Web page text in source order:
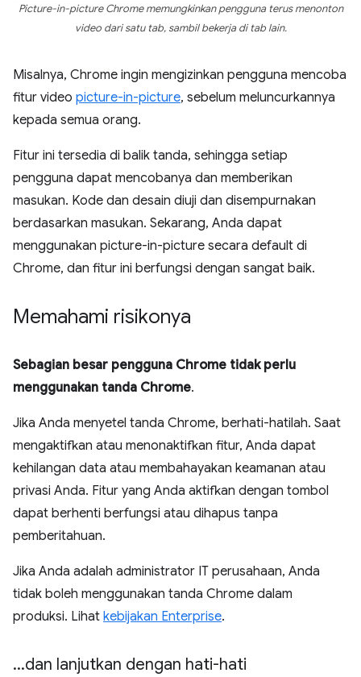
Picture-in-picture Chrome memungkinkan pengguna terus menonton
video dari satu tab, sambil bekerja di tab lain.
Misalnya, Chrome ingin mengizinkan pengguna mencoba
fitur video picture-in-picture, sebelum meluncurkannya
kepada semua orang.
Fitur ini tersedia di balik tanda, sehingga setiap
pengguna dapat mencobanya dan memberikan
masukan. Kode dan desain diuji dan disempurnakan
berdasarkan masukan. Sekarang, Anda dapat
menggunakan picture-in-picture secara default di
Chrome, dan fitur ini berfungsi dengan sangat baik.
Memahami risikonya
Sebagian besar pengguna Chrome tidak perlu
menggunakan tanda Chrome.
Jika Anda menyetel tanda Chrome, berhati-hatilah. Saat
mengaktifkan atau menonaktifkan fitur, Anda dapat
kehilangan data atau membahayakan keamanan atau
privasi Anda. Fitur yang Anda aktifkan dengan tombol
dapat berhenti berfungsi atau dihapus tanpa
pemberitahuan.
Jika Anda adalah administrator IT perusahaan, Anda
tidak boleh menggunakan tanda Chrome dalam
produksi. Lihat kebijakan Enterprise.
...dan lanjutkan dengan hati-hati